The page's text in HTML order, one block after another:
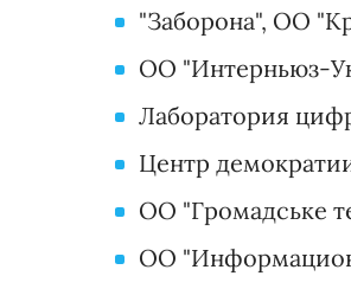
"Заборона", ОО
ОО "Интерньюз-
Лаборатория
Центр
ОО "Громадське
ОО